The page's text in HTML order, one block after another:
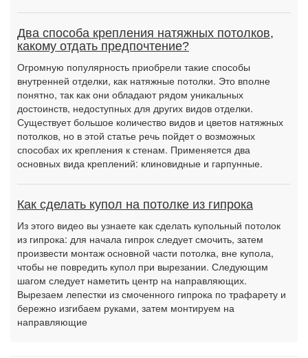
Два способа крепления натяжных потолков,
какому отдать предпочтение?
Огромную популярность приобрели такие способы
внутренней отделки, как натяжные потолки. Это вполне
понятно, так как они обладают рядом уникальных
достоинств, недоступных для других видов отделки.
Существует большое количество видов и цветов натяжных
потолков, но в этой статье речь пойдет о возможных
способах их крепления к стенам. Применяется два
основных вида креплений: клиновидные и гарпунные.
Как сделать купол на потолке из гипрока
Из этого видео вы узнаете как сделать купольный потолок
из гипрока: для начала гипрок следует смочить, затем
произвести монтаж основной части потолка, вне купола,
чтобы не повредить купол при вырезании. Следующим
шагом следует наметить центр на направляющих.
Вырезаем лепестки из смоченного гипрока по трафарету и
бережно изгибаем руками, затем монтируем на
направляющие